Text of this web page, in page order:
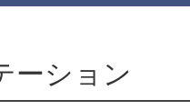
ーション